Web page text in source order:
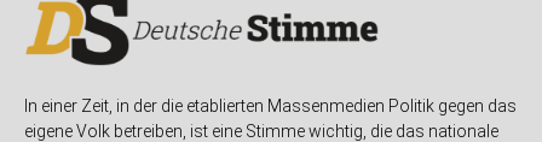
In einer Zeit, in der die etablierten Massenmedien Politik gegen das
eigene Volk betreiben, ist eine Stimme wichtig, die das nationale